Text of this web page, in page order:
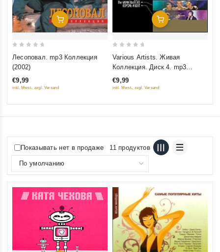
Добавить В Корзину
5
Лесоповал. mp3 Коллекция
(2002)
€9,99
inkl. Mwst., zzgl. Versand
Добавить В Корзину
5
Various Artists. Живая
Коллекция. Диск 4. mp3
Коллекция
€9,99
inkl. Mwst., zzgl. Versand
Показывать нет в продаже 11 продуктов